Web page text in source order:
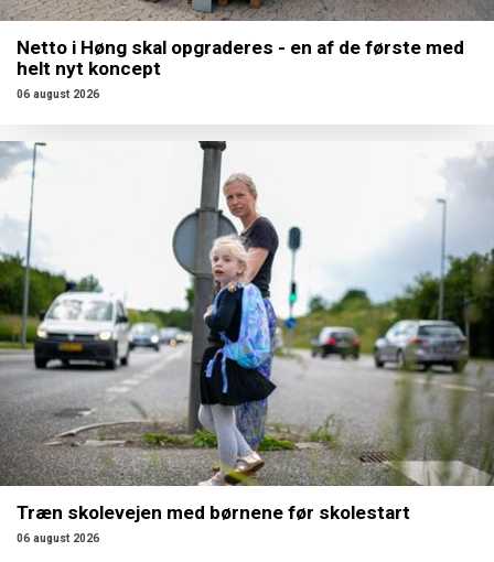
Netto i Høng skal opgraderes - en af de første med
helt nyt koncept
06 august 2026
Træn skolevejen med børnene før skolestart
06 august 2026